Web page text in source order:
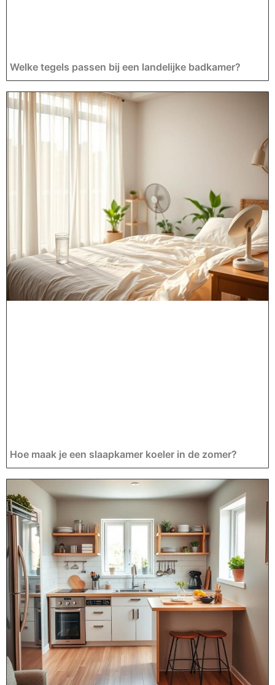
Welke tegels passen bij een landelijke badkamer?
Hoe maak je een slaapkamer koeler in de zomer?